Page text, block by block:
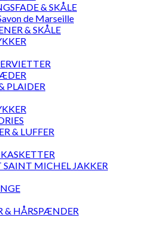
& SKÅLE
de Marseille
& SKÅLE
PLAIDER
& LUFFER
SAINT MICHEL JAKKER
& HÅRSPÆNDER